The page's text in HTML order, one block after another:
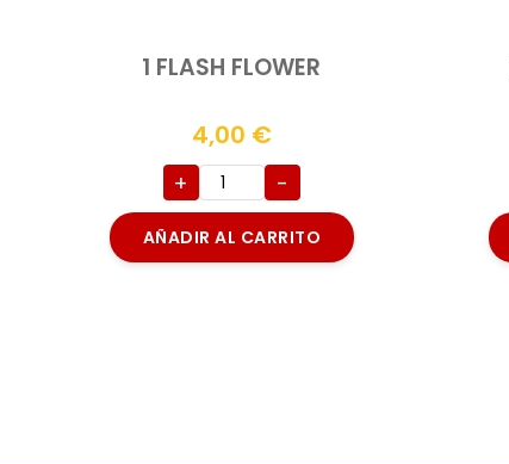
1 FLASH FLOWER
4,00 €
+ -
AÑADIR AL CARRITO